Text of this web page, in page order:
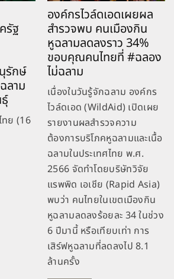
รัฐ
รักษ์
ลาม
ทย (16
องค์กรไวล์ดเอดเผยผล
สำรวจพบ คนเมืองกิน
หูฉลามลดลงราว 34%
ขอบคุณคนไทยที่ #ฉลอง
ไม่ฉลาม
เนื่องในวันรู้จักฉลาม องค์กร
ไวล์ดเอด (WildAid) เปิดเผย
รายงานผลสำรวจความ
ต้องการบริโภคหูฉลามและเนื้อ
ฉลามในประเทศไทย พ.ศ.
2566 จัดทำโดยบริษัทวิจัย
แรพพิด เอเชีย (Rapid Asia)
พบว่า คนไทยในเขตเมืองกิน
หูฉลามลดลงร้อยละ 34 ในช่วง
6 ปีมานี้ หรือเทียบเท่า การ
เสิร์ฟหูฉลามที่ลดลงไป 8.1
ล้านครั้ง